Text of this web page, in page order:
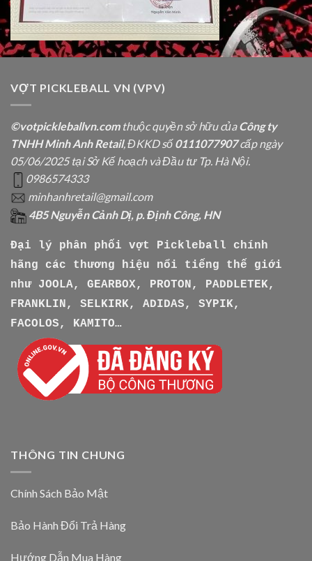
VỢT PICKLEBALL VN (VPV)
©votpickleballvn.comthuộc quyền sở hữu củaCông ty
TNHH Minh Anh Retail, ĐKKD số0111077907cấp ngày
05/06/2025 tại Sở Kế hoạch và Đầu tư Tp. Hà Nội.
0986574333
minhanhretail@gmail.com
4B5 Nguyễn Cảnh Dị, p. Định Công, HN
Đại lý phân phối vợt Pickleball chính
hãng các thương hiệu nổi tiếng thế giới
như
JOOLA, GEARBOX, PROTON, PADDLETEK,
FRANKLIN, SELKIRK, ADIDAS, SYPIK,
FACOLOS, KAMITO…
THÔNG TIN CHUNG
Chính Sách Bảo Mật
Bảo Hành Đổi Trả Hàng
Hướng Dẫn Mua Hàng